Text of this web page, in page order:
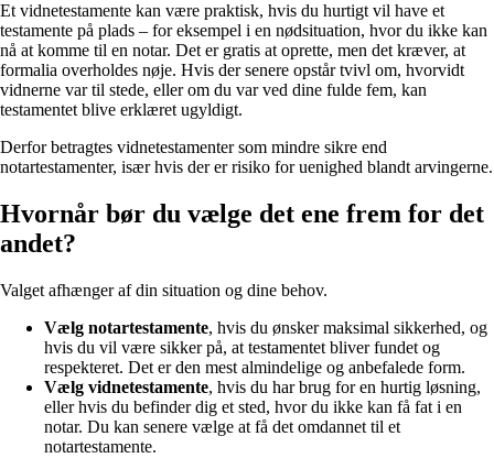
Et vidnetestamente kan være praktisk, hvis du hurtigt vil have et
testamente på plads – for eksempel i en nødsituation, hvor du ikke kan
nå at komme til en notar. Det er gratis at oprette, men det kræver, at
formalia overholdes nøje. Hvis der senere opstår tvivl om, hvorvidt
vidnerne var til stede, eller om du var ved dine fulde fem, kan
testamentet blive erklæret ugyldigt.
Derfor betragtes vidnetestamenter som mindre sikre end
notartestamenter, især hvis der er risiko for uenighed blandt arvingerne.
Hvornår bør du vælge det ene frem for det
andet?
Valget afhænger af din situation og dine behov.
Vælg notartestamente, hvis du ønsker maksimal sikkerhed, og
hvis du vil være sikker på, at testamentet bliver fundet og
respekteret. Det er den mest almindelige og anbefalede form.
Vælg vidnetestamente, hvis du har brug for en hurtig løsning,
eller hvis du befinder dig et sted, hvor du ikke kan få fat i en
notar. Du kan senere vælge at få det omdannet til et
notartestamente.